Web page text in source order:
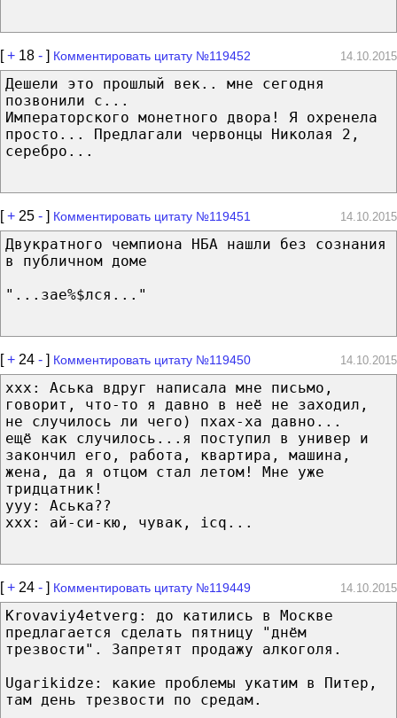
[+ 18 - ] Комментировать цитату №119452 14.10.2015
Дешели это прошлый век.. мне сегодня
позвонили с...
Императорского монетного двора! Я охренела
просто... Предлагали червонцы Николая 2,
серебро...
[+ 25 - ] Комментировать цитату №119451 14.10.2015
Двукратного чемпиона НБА нашли без сознания
в публичном доме
"...зае%$лся..."
[+ 24 - ] Комментировать цитату №119450 14.10.2015
xxx: Аська вдруг написала мне письмо,
говорит, что-то я давно в неё не заходил,
не случилось ли чего) пхах-ха давно...
ещё как случилось...я поступил в универ и
закончил его, работа, квартира, машина,
жена, да я отцом стал летом! Мне уже
тридцатник!
yyy: Аська??
ххх: ай-си-кю, чувак, icq...
[+ 24 - ] Комментировать цитату №119449 14.10.2015
Krovaviy4etverg: до катились в Москве
предлагается сделать пятницу "днём
трезвости". Запретят продажу алкоголя.
Ugarikidze: какие проблемы укатим в Питер,
там день трезвости по средам.